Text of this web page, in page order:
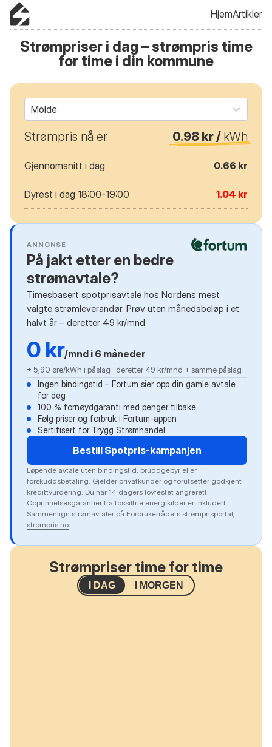
HjemArtikler
Strømpriser i dag – strømpris time
for time i din kommune
Molde
Strømpris nå er 0.98 kr / kWh
Gjennomsnitt i dag 0.66 kr
Dyrest i dag 18:00-19:00 1.04 kr
ANNONSE
På jakt etter en bedre
strømavtale?
Timesbasert spotprisavtale hos Nordens mest
valgte strømleverandør. Prøv uten månedsbeløp i et
halvt år – deretter 49 kr/mnd.
0 kr/mnd i 6 måneder
+ 5,90 øre/kWh i påslag · deretter 49 kr/mnd + samme påslag
Ingen bindingstid – Fortum sier opp din gamle avtale
for deg
100 % fornøydgaranti med penger tilbake
Følg priser og forbruk i Fortum-appen
Sertifisert for Trygg Strømhandel
Bestill Spotpris-kampanjen
Løpende avtale uten bindingstid, bruddgebyr eller
forskuddsbetaling. Gjelder privatkunder og forutsetter godkjent
kredittvurdering. Du har 14 dagers lovfestet angrerett.
Opprinnelsesgarantier fra fossilfrie energikilder er inkludert.
Sammenlign strømavtaler på Forbrukerrådets strømprisportal,
strompris.no.
Strømpriser time for time
I DAG I MORGEN